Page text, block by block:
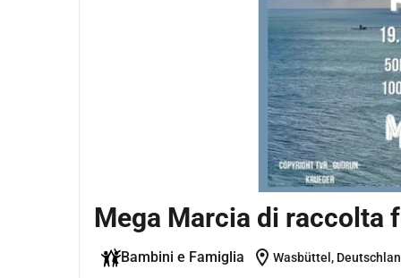
Mega Marcia di raccolta
Bambini e Famiglia location_on Wasbüttel,